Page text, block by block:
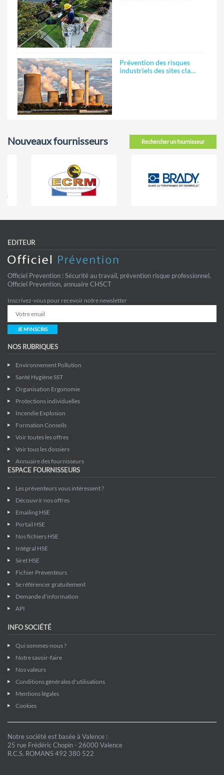
Prévention des risques
industriels des sites cla…
Rechercher un fournisseur
Nouveaux fournisseurs
EDITEUR
Officiel Prevention : Sécurité au travail, prévention risque professionnel.
Officiel Prevention, annuaire CHSCT
Inscrivez-vous pour recevoir notre newsletter
JE M'INSCRIS
NOS RUBRIQUES
Environnement Pollution
Santé Hygiène SST
Organisation Ergonomie
Protections individuelles
Incendie Explosion
Formation Conseils
Voir toutes les offres
Voir tous les dossiers
Annuaire des fournisseurs
ESPACE FOURNISSEURS
Les préventeurs vous intéressent ?
Découvrir nos offres
Emailing HSE
Portail HSE
Nos fichiers HSE
Intégral HSE
Siret HSE
Fichier Preventeurs
Se référencer gratuitement
Demande d'information
API
INFO SOCIÉTÉ
Qui sommes-nous ?
Notre savoir-faire
Nos valeurs
Conditions générales d'utilisations
Mentions légales
Cookies
Notre société est basée à Valence :
25 rue Frédéric Chopin - 26000 Valence
R.C.S. ROMANS 492 380 522